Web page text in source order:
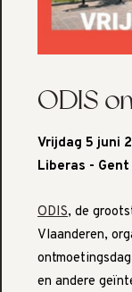
ODIS
Vrijdag 5 juni
Liberas - Gent
ODIS, de
Vlaanderen,
en andere